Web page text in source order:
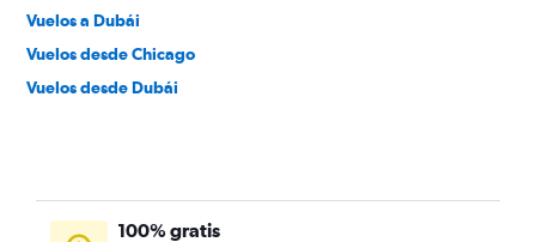
Vuelos a Dubái
Vuelos desde Chicago
Vuelos desde Dubái
100% gratis